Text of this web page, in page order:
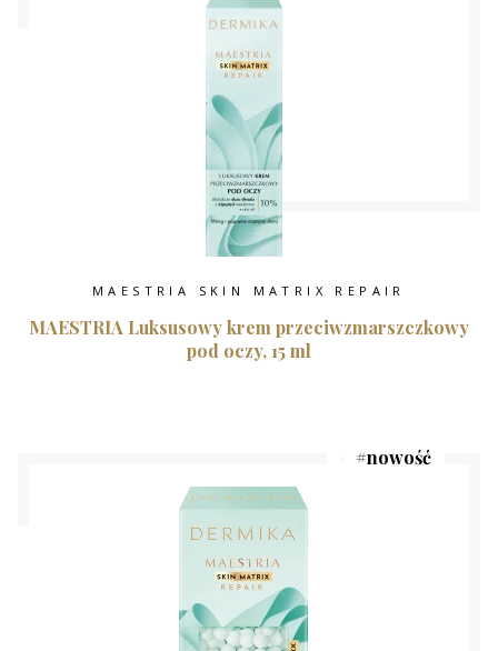
MAESTRIA SKIN MATRIX REPAIR
MAESTRIA Luksusowy krem przeciwzmarszczkowy
pod oczy, 15 ml
# bestseller
#nowość